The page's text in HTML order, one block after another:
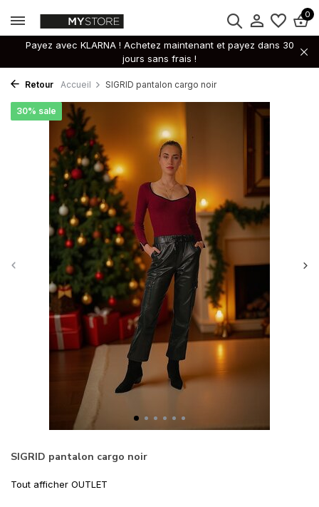
0
Payez avec KLARNA ! Achetez maintenant et payez dans 30
jours sans frais !
Retour Accueil SIGRID pantalon cargo noir
SIGRID pantalon cargo noir
30% sale
Tout afficher OUTLET